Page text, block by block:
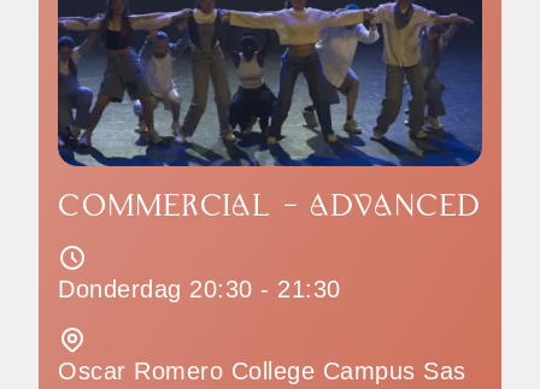
COMMERCIAL - ADVANCED
Donderdag 20:30 - 21:30
Oscar Romero College Campus Sas